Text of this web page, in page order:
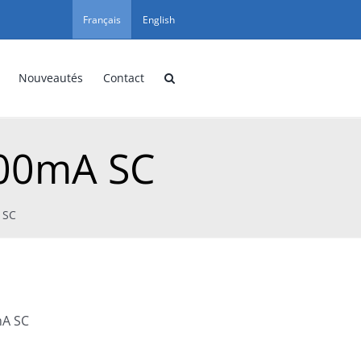
Français English
Nouveautés Contact
SC
SC